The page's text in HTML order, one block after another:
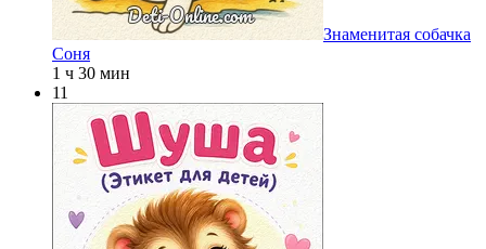
Знаменитая собачка
Соня
1 ч 30 мин
11